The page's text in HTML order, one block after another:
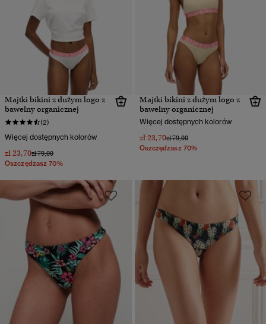
Majtki bikini z dużym logo z
bawełny organicznej
(2)
Więcej dostępnych kolorów
zł 23,70Cena obniżona od
zł 79,00do
Oszczędzasz 70%
Majtki bikini z dużym logo z
bawełny organicznej
Więcej dostępnych kolorów
zł 23,70Cena obniżona od
zł 79,00do
Oszczędzasz 70%